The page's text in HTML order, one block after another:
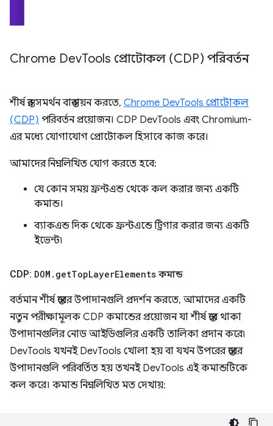
Chrome DevTools প্রোটোকল (CDP) পরিবর্তন
শীর্ষ স্তর সমর্থন বাস্তবায়ন করতে, Chrome DevTools প্রোটোকল
(CDP) পরিবর্তন প্রয়োজন। CDP DevTools এবং Chromium-
এর মধ্যে যোগাযোগ প্রোটোকল হিসাবে কাজ করে।
আমাদের নিম্নলিখিত যোগ করতে হবে:
যে কোন সময় ফ্রন্টএন্ড থেকে কল করার জন্য একটি
কমান্ড।
ব্যাকএন্ড দিক থেকে ফ্রন্টএন্ডে ট্রিগার করার জন্য একটি
ইভেন্ট৷
CDP: DOM . getTopLayerElements কমান্ড
বর্তমান শীর্ষ স্তরের উপাদানগুলি প্রদর্শন করতে, আমাদের একটি
নতুন পরীক্ষামূলক CDP কমান্ডের প্রয়োজন যা শীর্ষ স্তরে থাকা
উপাদানগুলির নোড আইডিগুলির একটি তালিকা প্রদান করে৷
DevTools যখনই DevTools খোলা হয় বা যখন উপরের স্তরের
উপাদানগুলি পরিবর্তিত হয় তখনই DevTools এই কমান্ডটিকে
কল করে। কমান্ড নিম্নলিখিত মত দেখায়: